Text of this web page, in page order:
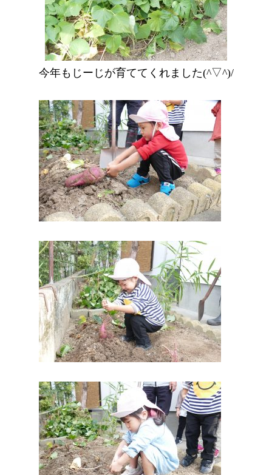
今年もじーじが育ててくれました(^▽^)/